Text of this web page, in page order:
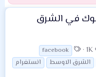
في الشرق
ا
ل
م
1K
ا
ل
و
facebook
الشرق الاوسط
انستغرام